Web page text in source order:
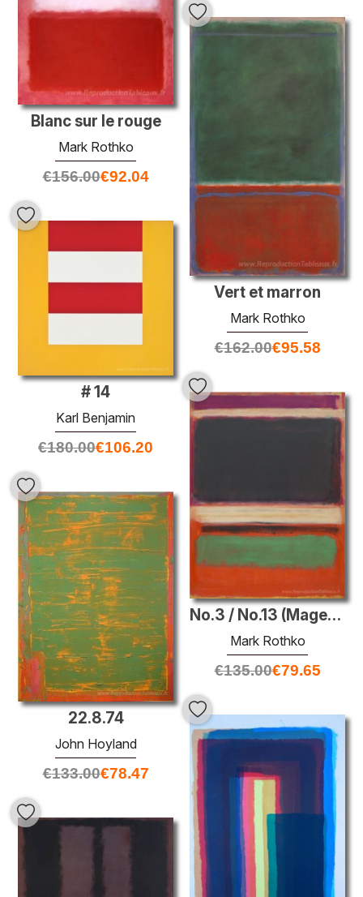
Blanc sur le rouge
Mark Rothko
€156.00€92.04
Vert et marron
Mark Rothko
€162.00€95.58
# 14
Karl Benjamin
€180.00€106.20
No.3 / No.13 (Magenta, noir, vert sur orange)
Mark Rothko
€135.00€79.65
22.8.74
John Hoyland
€133.00€78.47